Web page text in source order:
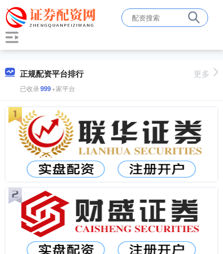
正规配资平台排行
已收录999+家平台
更多